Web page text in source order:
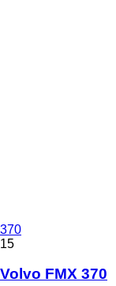
370
15
Volvo FMX 370